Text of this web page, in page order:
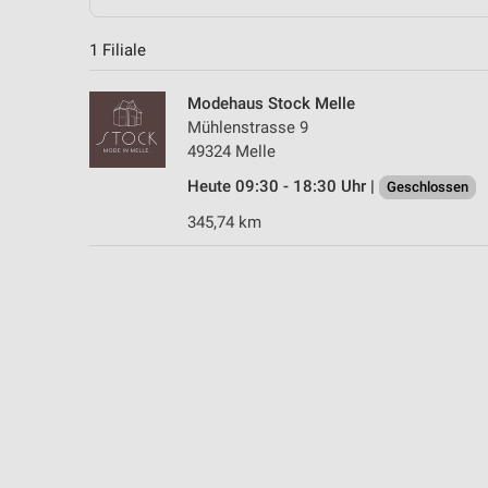
1 Filiale
Modehaus Stock Melle
Mühlenstrasse 9
49324 Melle
Heute 09:30 - 18:30 Uhr |
Geschlossen
345,74 km